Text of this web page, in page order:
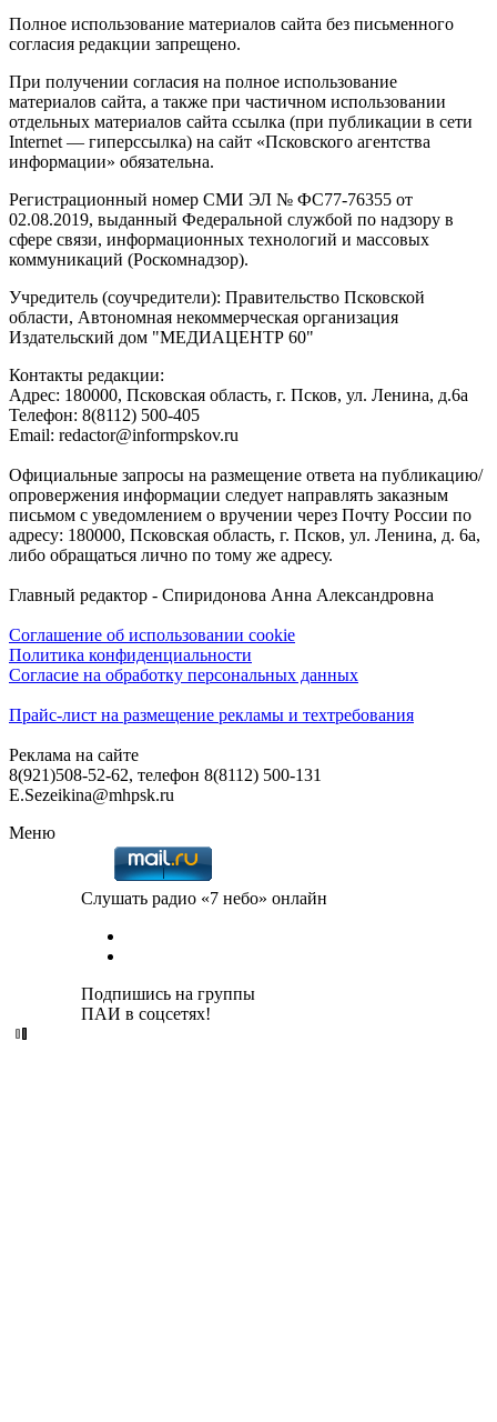
Полное использование материалов сайта без письменного
согласия редакции запрещено.
При получении согласия на полное использование
материалов сайта, а также при частичном использовании
отдельных материалов сайта ссылка (при публикации в сети
Internet — гиперссылка) на сайт «Псковского агентства
информации» обязательна.
Регистрационный номер СМИ ЭЛ № ФС77-76355 от
02.08.2019, выданный Федеральной службой по надзору в
сфере связи, информационных технологий и массовых
коммуникаций (Роскомнадзор).
Учредитель (соучредители): Правительство Псковской
области, Автономная некоммерческая организация
Издательский дом "МЕДИАЦЕНТР 60"
Контакты редакции:
Адреc: 180000, Псковская область, г. Псков, ул. Ленина, д.6а
Телефон: 8(8112) 500-405
Email: redactor@informpskov.ru
Официальные запросы на размещение ответа на публикацию/
опровержения информации следует направлять заказным
письмом с уведомлением о вручении через Почту России по
адресу: 180000, Псковская область, г. Псков, ул. Ленина, д. 6а,
либо обращаться лично по тому же адресу.
Главный редактор - Спиридонова Анна Александровна
Соглашение об использовании cookie
Политика конфиденциальности
Согласие на обработку персональных данных
Прайс-лист на размещение рекламы и техтребования
Реклама на сайте
8(921)508-52-62, телефон 8(8112) 500-131
E.Sezeikina@mhpsk.ru
Меню
Слушать радио «7 небо» онлайн
Подпишись на группы
ПАИ в соцсетях!